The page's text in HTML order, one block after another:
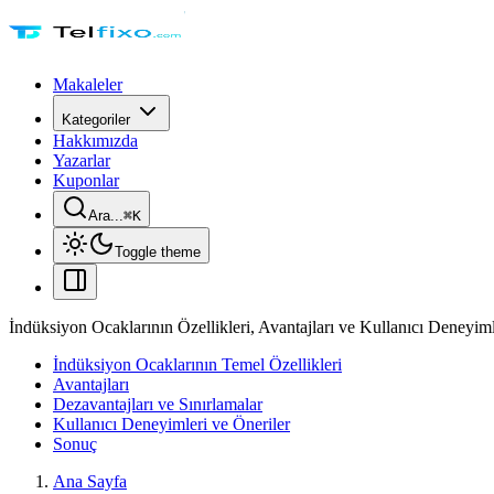
Makaleler
Kategoriler
Hakkımızda
Yazarlar
Kuponlar
Ara...⌘K
Toggle theme
İndüksiyon Ocaklarının Özellikleri, Avantajları ve Kullanıcı
İndüksiyon Ocaklarının Temel Özellikleri
Avantajları
Dezavantajları ve Sınırlamalar
Kullanıcı Deneyimleri ve Öneriler
Sonuç
Ana Sayfa